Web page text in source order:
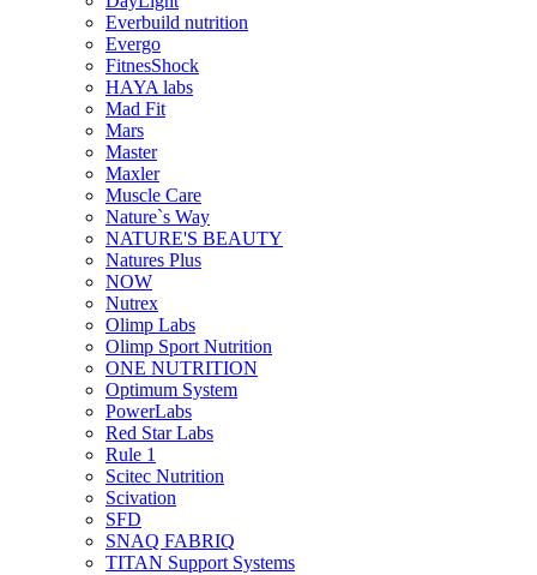
Everbuild nutrition
Evergo
FitnesShock
HAYA labs
Mad Fit
Mars
Master
Maxler
Muscle Care
Nature`s Way
NATURE'S BEAUTY
Natures Plus
NOW
Nutrex
Olimp Labs
Olimp Sport Nutrition
ONE NUTRITION
Optimum System
PowerLabs
Red Star Labs
Rule 1
Scitec Nutrition
Scivation
SFD
SNAQ FABRIQ
TITAN Support Systems